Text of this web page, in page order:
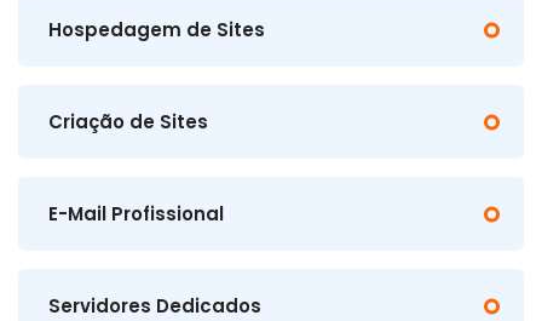
Hospedagem de Sites
Criação de Sites
E-Mail Profissional
Servidores Dedicados